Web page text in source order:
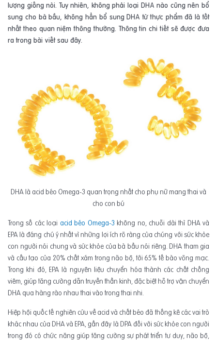
lượng giống nòi. Tuy nhiên, không phải loại DHA nào cũng nên bổ
sung cho bà bầu, không hẳn bổ sung DHA từ thực phẩm đã là tốt
nhất theo quan niệm thông thường. Thông tin chi tiết sẽ được đưa
ra trong bài viết sau đây.
DHA là acid béo Omega-3 quan trọng nhất cho phụ nữ mang thai và
cho con bú
Trong số các loại acid béo Omega-3không no, chuỗi dài thì DHA và
EPA là đáng chú ý nhất vì những lợi ích rõ ràng của chúng với sức khỏe
con người nói chung và sức khỏe của bà bầu nói riêng. DHA tham gia
và cấu tạo của 20% chất xám trong não bộ, tới 65% tế bào võng mạc.
Trong khi đó, EPA là nguyên liệu chuyển hóa thành các chất chống
viêm, giúp tăng cường dẫn truyền thần kinh, đặc biệt hỗ trợ vận chuyển
DHA qua hàng rào nhau thai vào trong thai nhi.
Hiệp hội quốc tế nghiên cứu về acid và chất béo đã thống kê các vai trò
khác nhau của DHA và EPA, gần đây là DPA đối với sức khỏe con người
trong đó có chức năng giúp tăng cường sự phát triển tư duy, não bộ,